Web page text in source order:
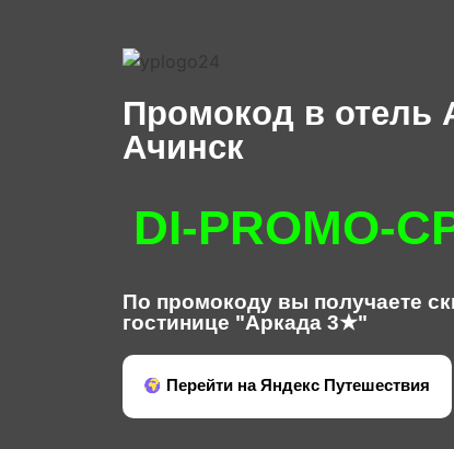
Промокод в отель
Ачинск
DI-PROMO-
По промокоду вы получаете
гостинице "Аркада 3★"
Перейти на Яндекс Путешествия